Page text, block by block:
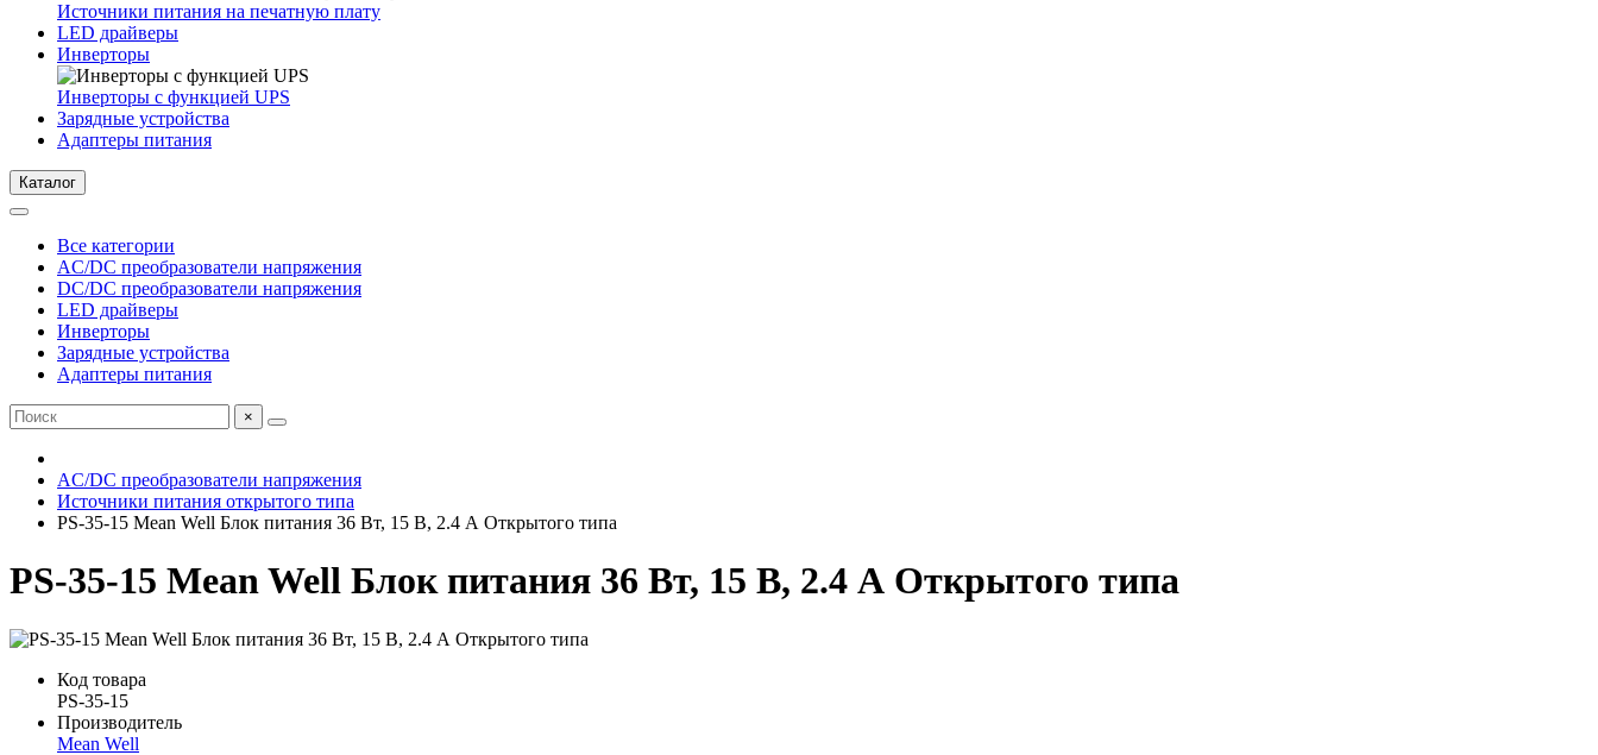
Источники питания на печатную плату
LED драйверы
Инверторы
Инверторы с функцией UPS
Зарядные устройства
Адаптеры питания
Каталог
Все категории
AC/DC преобразователи напряжения
DC/DC преобразователи напряжения
LED драйверы
Инверторы
Зарядные устройства
Адаптеры питания
×
AC/DC преобразователи напряжения
Источники питания открытого типа
PS-35-15 Mean Well Блок питания 36 Вт, 15 В, 2.4 А Открытого типа
PS-35-15 Mean Well Блок питания 36 Вт, 15 В, 2.4 А Открытого типа
Код товара
PS-35-15
Производитель
Mean Well